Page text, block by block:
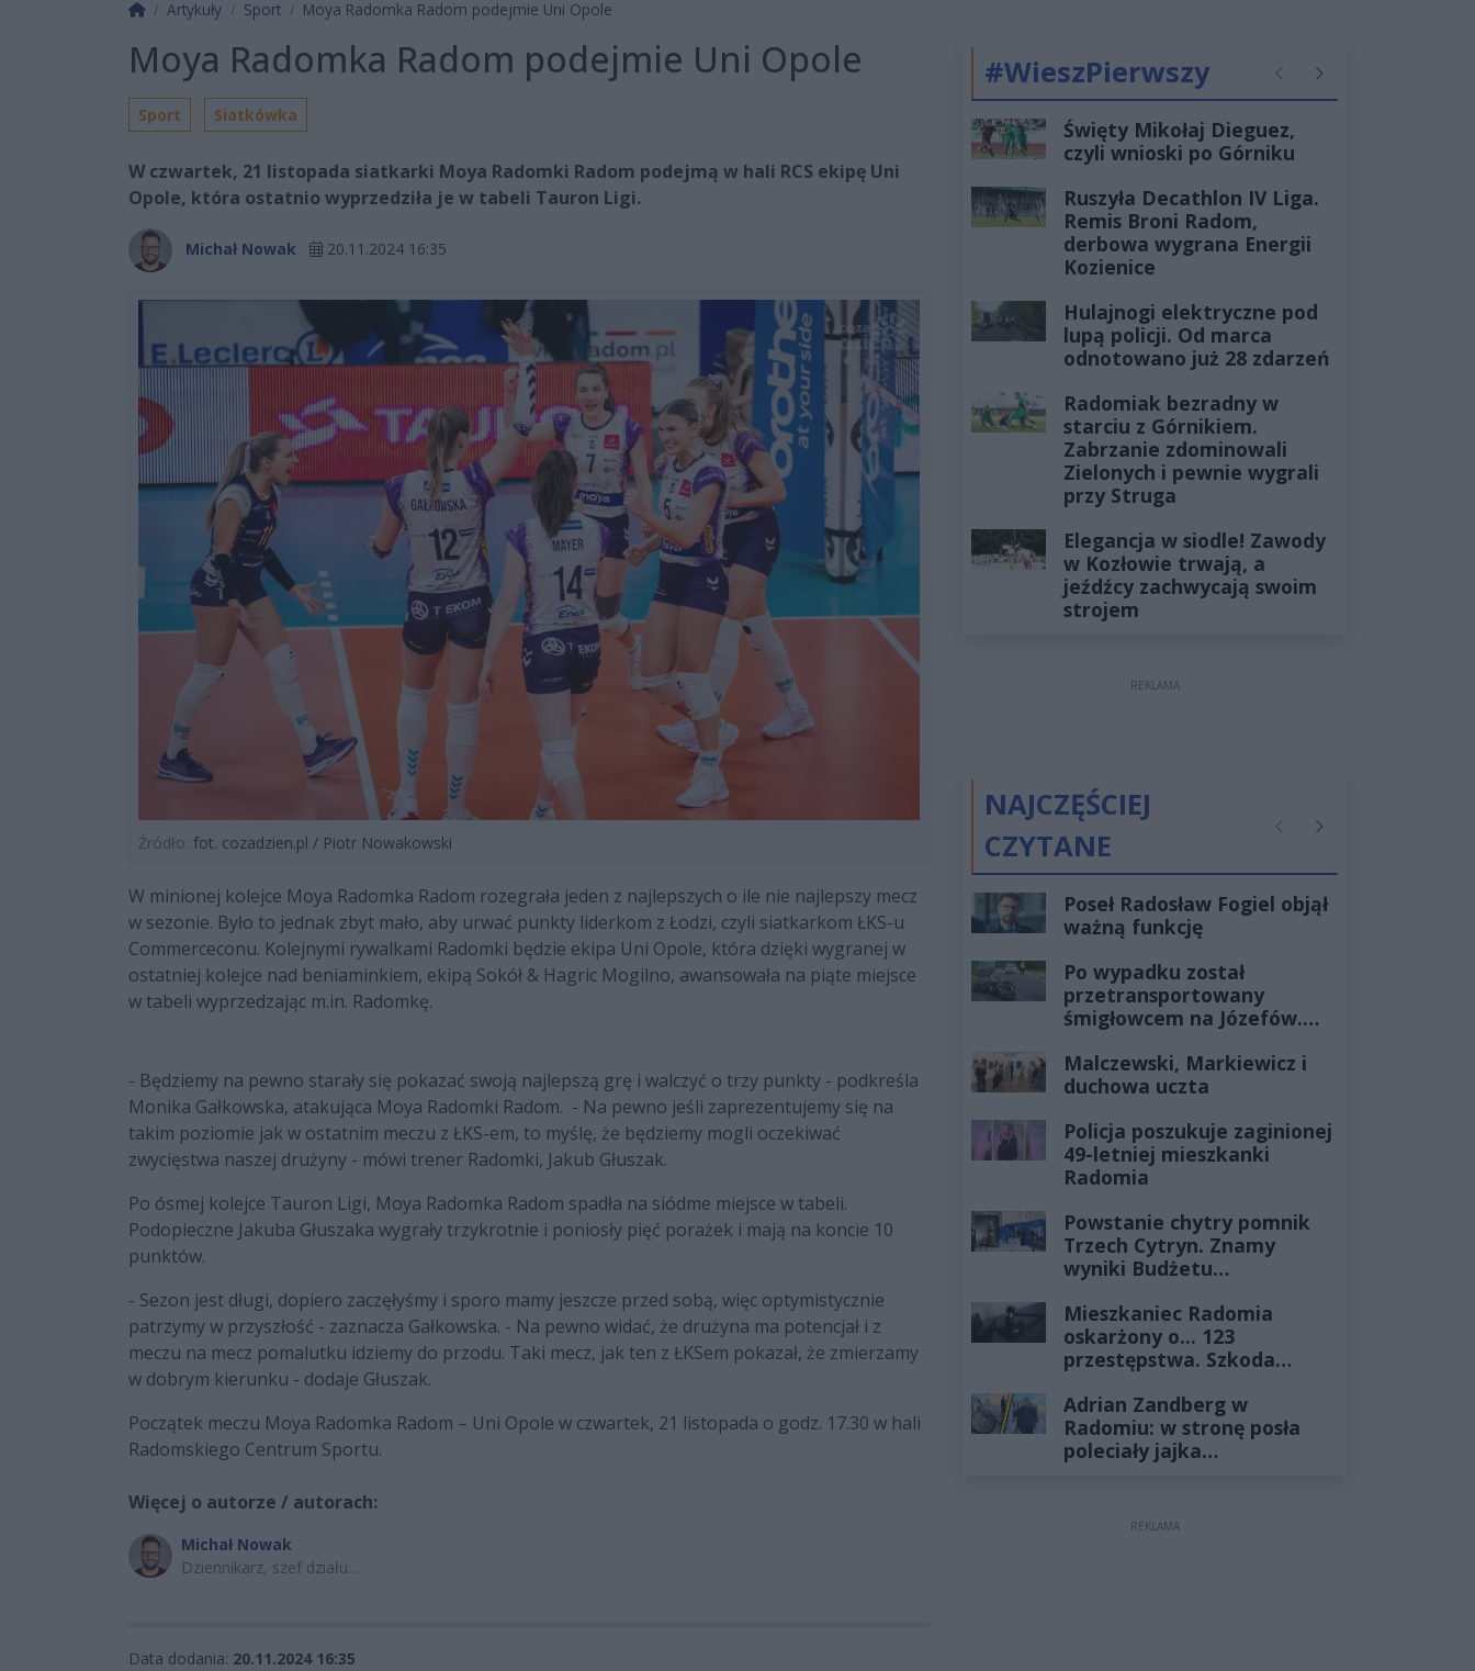
Strona główna
Artykuły Sport Moya Radomka Radom podejmie Uni Opole
Moya Radomka Radom podejmie Uni Opole
Sport Siatkówka
W czwartek, 21 listopada siatkarki Moya Radomki Radom podejmą w hali RCS ekipę Uni
Opole, która ostatnio wyprzedziła je w tabeli Tauron Ligi.
Michał Nowak 20.11.2024 16:35
Źródło: fot. cozadzien.pl / Piotr Nowakowski
W minionej kolejce Moya Radomka Radom rozegrała jeden z najlepszych o ile nie najlepszy mecz
w sezonie. Było to jednak zbyt mało, aby urwać punkty liderkom z Łodzi, czyli siatkarkom ŁKS-u
Commerceconu. Kolejnymi rywalkami Radomki będzie ekipa Uni Opole, która dzięki wygranej w
ostatniej kolejce nad beniaminkiem, ekipą Sokół & Hagric Mogilno, awansowała na piąte miejsce
w tabeli wyprzedzając m.in. Radomkę.
- Będziemy na pewno starały się pokazać swoją najlepszą grę i walczyć o trzy punkty - podkreśla
Monika Gałkowska, atakująca Moya Radomki Radom. - Na pewno jeśli zaprezentujemy się na
takim poziomie jak w ostatnim meczu z ŁKS-em, to myślę, że będziemy mogli oczekiwać
zwycięstwa naszej drużyny - mówi trener Radomki, Jakub Głuszak.
Po ósmej kolejce Tauron Ligi, Moya Radomka Radom spadła na siódme miejsce w tabeli.
Podopieczne Jakuba Głuszaka wygrały trzykrotnie i poniosły pięć porażek i mają na koncie 10
punktów.
- Sezon jest długi, dopiero zaczęłyśmy i sporo mamy jeszcze przed sobą, więc optymistycznie
patrzymy w przyszłość - zaznacza Gałkowska. - Na pewno widać, że drużyna ma potencjał i z
meczu na mecz pomalutku idziemy do przodu. Taki mecz, jak ten z ŁKSem pokazał, że zmierzamy
w dobrym kierunku - dodaje Głuszak.
Początek meczu Moya Radomka Radom – Uni Opole w czwartek, 21 listopada o godz. 17.30 w hali
Radomskiego Centrum Sportu.
Więcej o autorze / autorach:
Michał Nowak
Dziennikarz, szef działu
Data dodania: 20.11.2024 16:35
#WieszPierwszy PoprzednieNastępne
Święty Mikołaj Dieguez,
czyli wnioski po Górniku
Ruszyła Decathlon IV Liga.
Remis Broni Radom,
derbowa wygrana Energii
Kozienice
Hulajnogi elektryczne pod
lupą policji. Od marca
odnotowano już 28 zdarzeń
Radomiak bezradny w
starciu z Górnikiem.
Zabrzanie zdominowali
Zielonych i pewnie wygrali
przy Struga
Elegancja w siodle! Zawody
w Kozłowie trwają, a
jeźdźcy zachwycają swoim
strojem
REKLAMA
NAJCZĘŚCIEJ
CZYTANE
PoprzednieNastępne
Poseł Radosław Fogiel objął
ważną funkcję
Po wypadku został
przetransportowany
śmigłowcem na Józefów.
żyłach
Malczewski, Markiewicz i
duchowa uczta
Policja poszukuje zaginionej
49-letniej mieszkanki
Radomia
Powstanie chytry pomnik
Trzech Cytryn. Znamy
wyniki Budżetu
Mieszkaniec Radomia
oskarżony o... 123
przestępstwa. Szkoda
złotych
Adrian Zandberg w
Radomiu: w stronę posła
poleciały jajka…
REKLAMA